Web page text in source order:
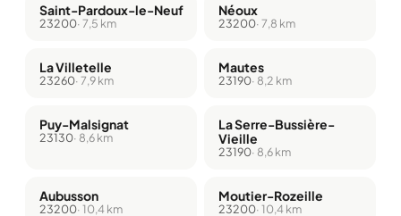
Saint-Pardoux-le-Neuf
23200· 7,5 km
Néoux
23200· 7,8 km
La Villetelle
23260· 7,9 km
Mautes
23190· 8,2 km
Puy-Malsignat
23130· 8,6 km
La Serre-Bussière-
Vieille
23190· 8,6 km
Aubusson
23200· 10,4 km
Moutier-Rozeille
23200· 10,4 km